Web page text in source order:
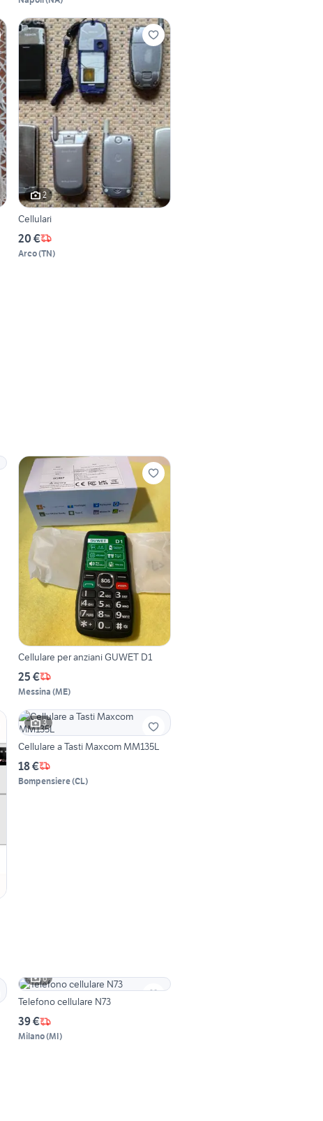
2
Cellulari
20 €
Arco(TN)
Cellulare per anziani GUWET D1
25 €
Messina (ME)
3
Cellulare a Tasti Maxcom MM135L
18 €
Bompensiere(CL)
6
Telefono cellulare N73
39 €
Milano(MI)